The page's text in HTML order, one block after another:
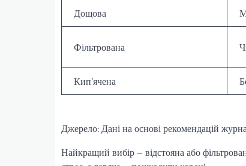
Дощова
Фільтрована
Кип’ячена
Джерело: Дані на основі рекомендацій
Найкращий вибір – відстояна або